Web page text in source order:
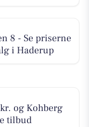
8 - Se priserne
i Haderup
og Kohberg
tilbud